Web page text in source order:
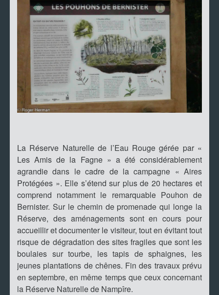
La Réserve Naturelle de l’Eau Rouge gérée par «
Les Amis de la Fagne » a été considérablement
agrandie dans le cadre de la campagne « Aires
Protégées ». Elle s’étend sur plus de 20 hectares et
comprend notamment le remarquable Pouhon de
Bernister. Sur le chemin de promenade qui longe la
Réserve, des aménagements sont en cours pour
accueillir et documenter le visiteur, tout en évitant tout
risque de dégradation des sites fragiles que sont les
boulaies sur tourbe, les tapis de sphaignes, les
jeunes plantations de chênes. Fin des travaux prévu
en septembre, en même temps que ceux concernant
la Réserve Naturelle de Nampîre.